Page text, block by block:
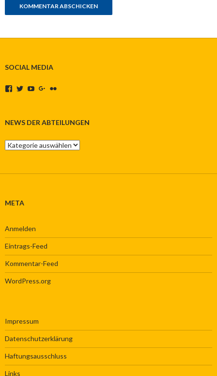
SOCIAL MEDIA
Profil
Facebook
anzeigen
Profil
Twitter
anzeigen
Profil
auf
YouTube
Profil
Google+
anzeigen
Flickr
anzeigen
NEWS DER ABTEILUNGEN
News
der
META
Anmelden
Eintrags-Feed
Kommentar-Feed
WordPress.org
Impressum
Datenschutzerklärung
Haftungsausschluss
Links